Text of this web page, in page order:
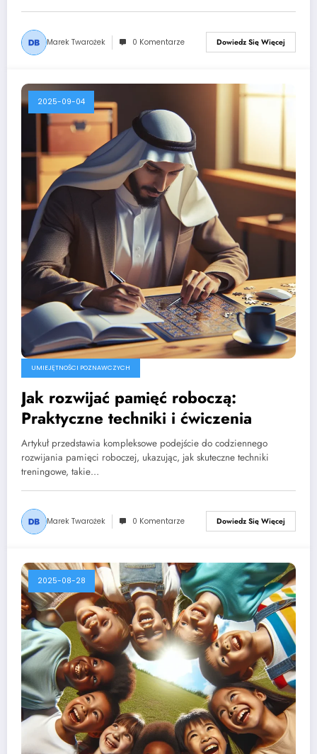
Marek Twarożek 0 Komentarze Dowiedz Się Więcej
2025-09-04
UMIEJĘTNOŚCI POZNAWCZYCH
Jak rozwijać pamięć roboczą:
Praktyczne techniki i ćwiczenia
Artykuł przedstawia kompleksowe podejście do codziennego
rozwijania pamięci roboczej, ukazując, jak skuteczne techniki
treningowe, takie…
Marek Twarożek 0 Komentarze Dowiedz Się Więcej
2025-08-28